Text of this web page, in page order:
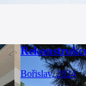
Bořislav, 2024